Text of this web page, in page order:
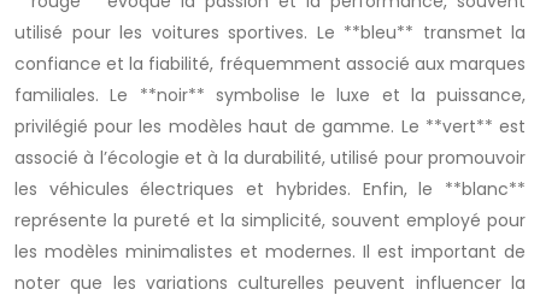
utilisé pour les voitures sportives. Le **bleu** transmet la
confiance et la fiabilité, fréquemment associé aux marques
familiales. Le **noir** symbolise le luxe et la puissance,
privilégié pour les modèles haut de gamme. Le **vert** est
associé à l’écologie et à la durabilité, utilisé pour promouvoir
les véhicules électriques et hybrides. Enfin, le **blanc**
représente la pureté et la simplicité, souvent employé pour
les modèles minimalistes et modernes. Il est important de
noter que les variations culturelles peuvent influencer la